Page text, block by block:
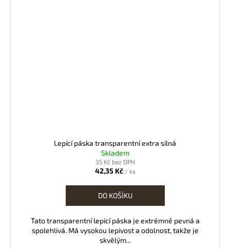
Lepící páska transparentní extra silná
Skladem
35 Kč bez DPH
42,35 Kč / ks
DO KOŠÍKU
Tato transparentní lepicí páska je extrémně pevná a
spolehlivá. Má vysokou lepivost a odolnost, takže je
skvělým...